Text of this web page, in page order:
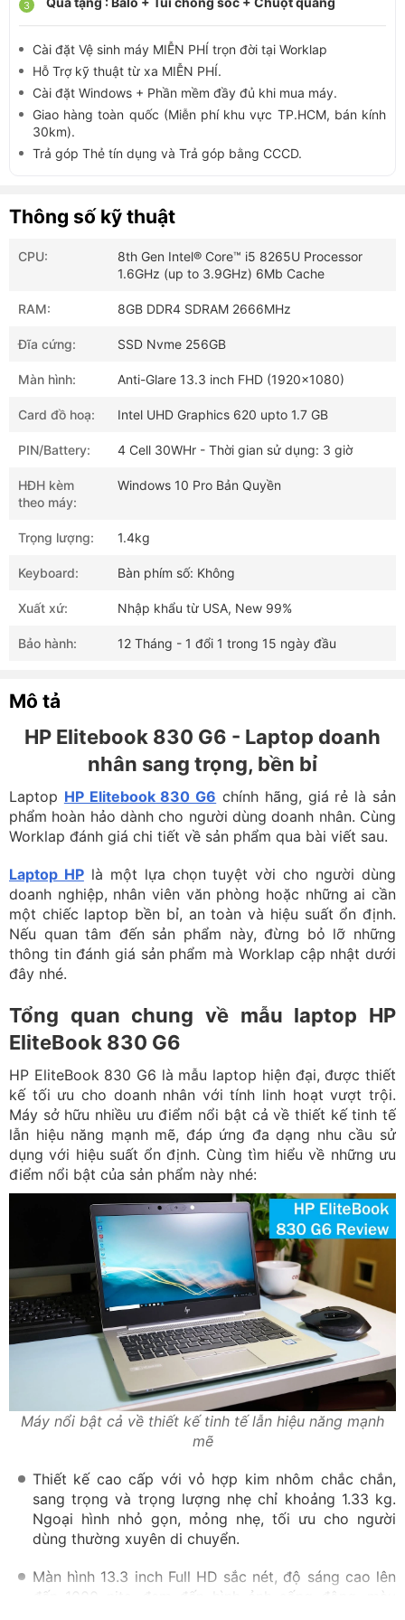
Cài đặt Vệ sinh máy MIỄN PHÍ trọn đời tại Worklap
Hỗ Trợ kỹ thuật từ xa MIỄN PHÍ.
Cài đặt Windows + Phần mềm đầy đủ khi mua máy.
Giao hàng toàn quốc (Miễn phí khu vực TP.HCM, bán kính
30km).
Trả góp Thẻ tín dụng và Trả góp bằng CCCD.
Mô tả
HP Elitebook 830 G6 - Laptop doanh
nhân sang trọng, bền bỉ
Laptop HP Elitebook 830 G6 chính hãng, giá rẻ là sản
phẩm hoàn hảo dành cho người dùng doanh nhân. Cùng
Worklap đánh giá chi tiết về sản phẩm qua bài viết sau.
Laptop HPlà một lựa chọn tuyệt vời cho người dùng
doanh nghiệp, nhân viên văn phòng hoặc những ai cần
một chiếc laptop bền bỉ, an toàn và hiệu suất ổn định.
Nếu quan tâm đến sản phẩm này, đừng bỏ lỡ những
thông tin đánh giá sản phẩm mà Worklap cập nhật dưới
đây nhé.
Tổng quan chung về mẫu laptop HP
EliteBook 830 G6
HP EliteBook 830 G6 là mẫu laptop hiện đại, được thiết
kế tối ưu cho doanh nhân với tính linh hoạt vượt trội.
Máy sở hữu nhiều ưu điểm nổi bật cả về thiết kế tinh tế
lẫn hiệu năng mạnh mẽ, đáp ứng đa dạng nhu cầu sử
dụng với hiệu suất ổn định. Cùng tìm hiểu về những ưu
điểm nổi bật của sản phẩm này nhé:
Máy nổi bật cả về thiết kế tinh tế lẫn hiệu năng mạnh
mẽ
Thiết kế cao cấp với vỏ hợp kim nhôm chắc chắn,
sang trọng và trọng lượng nhẹ chỉ khoảng 1.33 kg.
Ngoại hình nhỏ gọn, mỏng nhẹ, tối ưu cho người
dùng thường xuyên di chuyển.
Màn hình 13.3 inch Full HD sắc nét, độ sáng cao lên
đến 1000 nits, đem đến hình ảnh sống động, màu
Thông số kỹ thuật
CPU:
8th Gen Intel® Core™ i5 8265U Processor
1.6GHz (up to 3.9GHz) 6Mb Cache
RAM: 8GB DDR4 SDRAM 2666MHz
Đĩa cứng: SSD Nvme 256GB
Màn hình: Anti-Glare 13.3 inch FHD (1920x1080)
Card đồ hoạ: Intel UHD Graphics 620 upto 1.7 GB
PIN/Battery: 4 Cell 30WHr - Thời gian sử dụng: 3 giờ
HĐH kèm
theo máy:
Windows 10 Pro Bản Quyền
Trọng lượng: 1.4kg
Keyboard: Bàn phím số: Không
Xuất xứ: Nhập khẩu từ USA, New 99%
Bảo hành: 12 Tháng - 1 đổi 1 trong 15 ngày đầu